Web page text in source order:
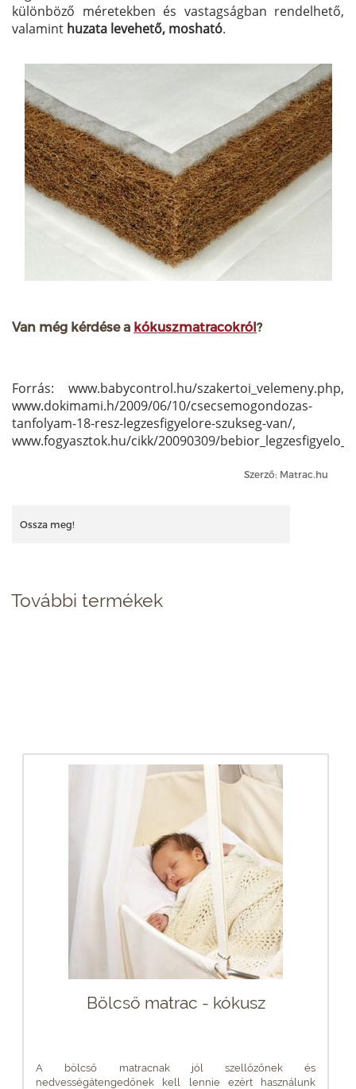
különböző méretekben és vastagságban rendelhető,
valamint huzata levehető, mosható.
Van még kérdése a kókuszmatracokról?
Forrás: www.babycontrol.hu/szakertoi_velemeny.php,
www.dokimami.h/2009/06/10/csecsemogondozas-
tanfolyam-18-resz-legzesfigyelore-szukseg-van/,
www.fogyasztok.hu/cikk/20090309/
Szerző: Matrac.hu
Ossza meg!
További termékek
Bölcső matrac - kókusz
A bölcső matracnak jól szellőzőnek és
nedvességátengedőnek kell lennie ezért használunk